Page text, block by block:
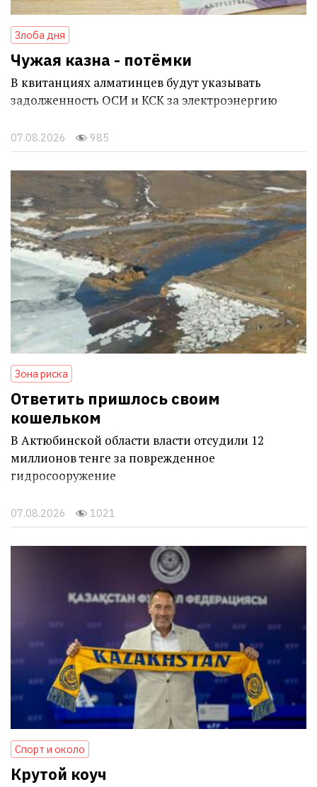
Злоба дня
Чужая казна - потёмки
В квитанциях алматинцев будут указывать
задолженность ОСИ и КСК за электроэнергию
07.08.2026 985
Зона риска
Ответить пришлось своим
кошельком
В Актюбинской области власти отсудили 12
миллионов тенге за поврежденное
гидросооружение
07.08.2026 1021
Спорт и около
Крутой коуч